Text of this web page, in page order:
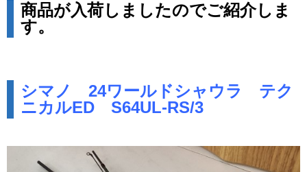
商品が入荷しましたのでご紹介しま
す。
シマノ 24ワールドシャウラ テク
ニカルED S64UL-RS/3